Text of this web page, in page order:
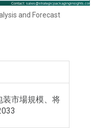
and Forecast
装市場規模、将